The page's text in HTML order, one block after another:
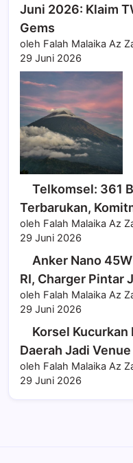
Juni 2026: Klaim
Gems
oleh Falah Malaika Az
29 Juni 2026
Telkomsel: 361
Terbarukan,
oleh Falah Malaika Az
29 Juni 2026
Anker Nano
RI, Charger Pintar
oleh Falah Malaika Az
29 Juni 2026
Korsel Kucurkan
Daerah Jadi
oleh Falah Malaika Az
29 Juni 2026